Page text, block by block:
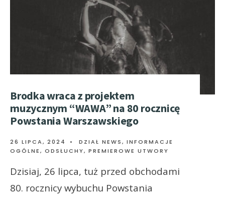
Brodka wraca z projektem
muzycznym “WAWA” na 80 rocznicę
Powstania Warszawskiego
26 LIPCA, 2024 • DZIAŁ NEWS, INFORMACJE
OGÓLNE, ODSŁUCHY, PREMIEROWE UTWORY
Dzisiaj, 26 lipca, tuż przed obchodami
80. rocznicy wybuchu Powstania